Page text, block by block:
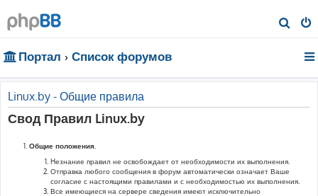
о
Портал Список форумов
Linux.by - Общие правила
Свод Правил Linux.by
Общие положения.
Hезнание правил не освобождает от необходимости их выполнения.
Отправка любого сообщения в форум автоматически означает Ваше
согласие с настоящими правилами и с необходимостью их выполнения.
Все имеющиеся на сервере сведения имеют исключительно